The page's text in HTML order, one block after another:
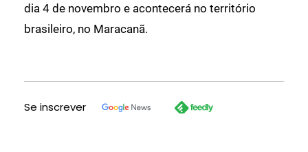
dia 4 de novembro e acontecerá no território
brasileiro, no Maracanã.
Se inscrever